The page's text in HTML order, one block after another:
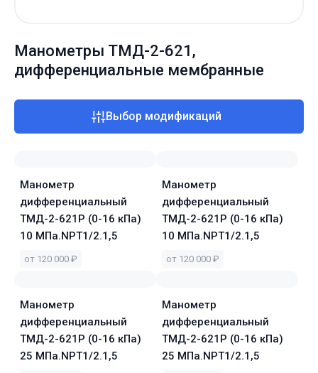
Манометры ТМД-2-621,
дифференциальные мембранные
Выбор модификаций
Манометр
дифференциальный
ТМД-2-621Р (0-16 кПа)
10 МПа.NPT1/2.1,5
от 120 000 ₽
Манометр
дифференциальный
ТМД-2-621Р (0-16 кПа)
10 МПа.NPT1/2.1,5
от 120 000 ₽
Манометр
дифференциальный
ТМД-2-621Р (0-16 кПа)
25 МПа.NPT1/2.1,5
Манометр
дифференциальный
ТМД-2-621Р (0-16 кПа)
25 МПа.NPT1/2.1,5